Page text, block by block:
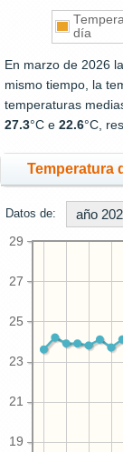
día
En marzo de 2026
mismo tiempo, la
temperaturas
27.3°C e 22.6°C,
Temperatura
Datos de: año
19
21
23
25
27
29